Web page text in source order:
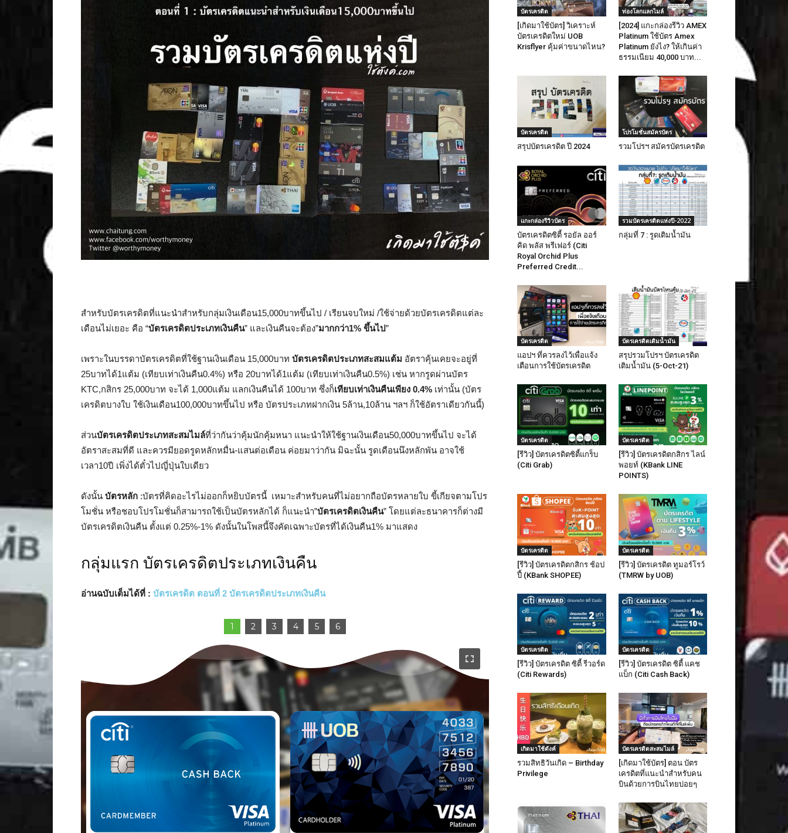
สำหรับบัตรเครดิตที่แนะนำสำหรับกลุ่มเงินเดือน15,000บาทขึ้นไป / เรียนจบใหม่ /ใช้จ่ายด้วยบัตรเครดิตแต่ละ
เดือนไม่เยอะ คือ “บัตรเครดิตประเภทเงินคืน” และเงินคืนจะต้อง”มากกว่า1% ขึ้นไป”
เพราะในบรรดาบัตรเครดิตที่ใช้ฐานเงินเดือน 15,000บาท บัตรเครดิตประเภทสะสมแต้ม อัตราคุ้นเคยจะอยู่ที่
25บาทได้1แต้ม (เทียบเท่าเงินคืน0.4%) หรือ 20บาทได้1แต้ม (เทียบเท่าเงินคืน0.5%) เช่น หากรูดผ่านบัตร
KTC,กสิกร 25,000บาท จะได้ 1,000แต้ม แลกเงินคืนได้ 100บาท ซึ่งก็เทียบเท่าเงินคืนเพียง 0.4% เท่านั้น (บัตร
เครดิตบางใบ ใช้เงินเดือน100,000บาทขึ้นไป หรือ บัตรประเภทฝากเงิน 5ล้าน,10ล้าน ฯลฯ ก็ใช้อัตราเดียวกันนี้)
ส่วนบัตรเครดิตประเภทสะสมไมล์ที่ว่ากันว่าคุ้มนักคุ้มหนา แนะนำให้ใช้ฐานเงินเดือน50,000บาทขึ้นไป จะได้
อัตราสะสมที่ดี และควรมียอดรูดหลักหมื่น-แสนต่อเดือน ค่อยมาว่ากัน มิฉะนั้น รูดเดือนนึงหลักพัน อาจใช้
เวลา10ปี เพิ่งได้ตั๋วไปญี่ปุ่นใบเดียว
ดังนั้น บัตรหลัก :บัตรที่คิดอะไรไม่ออกก็หยิบบัตรนี้ เหมาะสำหรับคนที่ไม่อยากถือบัตรหลายใบ ขี้เกียจตามโปร
โมชั่น หรือชอบโปรโมชั่นก็สามารถใช้เป็นบัตรหลักได้ ก็แนะนำ”บัตรเครดิตเงินคืน” โดยแต่ละธนาคารก็ต่างมี
บัตรเครดิตเงินคืน ตั้งแต่ 0.25%-1% ดังนั้นในโพสนี้จึงคัดเฉพาะบัตรที่ได้เงินคืน1% มาแสดง
กลุ่มแรก บัตรเครดิตประเภทเงินคืน
อ่านฉบับเต็มได้ที่ : บัตรเครดิต ตอนที่ 2 บัตรเครดิตประเภทเงินคืน
อ่านรายละเอียดเพิ่มเติม อ่านรายละเอียดเพิ่มเติม อ่านรายละเอียดเพิ่มเติม อ่านรายล
บัตรเครดิต
[เกิดมาใช้บัตร] วิเคราะห์
บัตรเครดิตใหม่ UOB
Krisflyer คุ้มค่าขนาดไหน?
ท่องโลกแลกไมล์
[2024] แกะกล่องรีวิว AMEX
Platinum ใช้บัตร Amex
Platinum ยังไง? ให้เกินค่า
ธรรมเนียม 40,000 บาท...
บัตรเครดิต
สรุปบัตรเครดิต ปี 2024
โปรโมชั่นสมัครบัตร
รวมโปรฯ สมัครบัตรเครดิต
แกะกล่องรีวิวบัตร
บัตรเครดิตซิตี้ รอยัล ออร์
คิด พลัส พรีเฟอร์ (Citi
Royal Orchid Plus
Preferred Credit...
รวมบัตรเครดิตแห่งปี-2022
กลุ่มที่ 7 : รูดเติมน้ำมัน
บัตรเครดิต
แอปฯ ที่ควรลงไว้เพื่อแจ้ง
เตือนการใช้บัตรเครดิต
บัตรเครดิตเติมน้ำมัน
สรุปรวมโปรฯ บัตรเครดิต
เติมน้ำมัน (5-Oct-21)
บัตรเครดิต
[รีวิว] บัตรเครดิตซิตี้แกร็บ
(Citi Grab)
บัตรเครดิต
[รีวิว] บัตรเครดิตกสิกร ไลน์
พอยท์ (KBank LINE
POINTS)
บัตรเครดิต
[รีวิว] บัตรเครดิตกสิกร ช้อป
ปี้ (KBank SHOPEE)
บัตรเครดิต
[รีวิว] บัตรเครดิต ทูมอร์โรว์
(TMRW by UOB)
บัตรเครดิต
[รีวิว] บัตรเครดิต ซิตี้ รีวอร์ด
(Citi Rewards)
บัตรเครดิต
[รีวิว] บัตรเครดิต ซิตี้ แคช
แบ็ก (Citi Cash Back)
เกิดมาใช้ตังค์
รวมสิทธิวันเกิด – Birthday
Privilege
บัตรเครดิตสะสมไมล์
[เกิดมาใช้บัตร] ตอน บัตร
เครดิตที่แนะนำสำหรับคน
บินด้วยการบินไทยบ่อยๆ